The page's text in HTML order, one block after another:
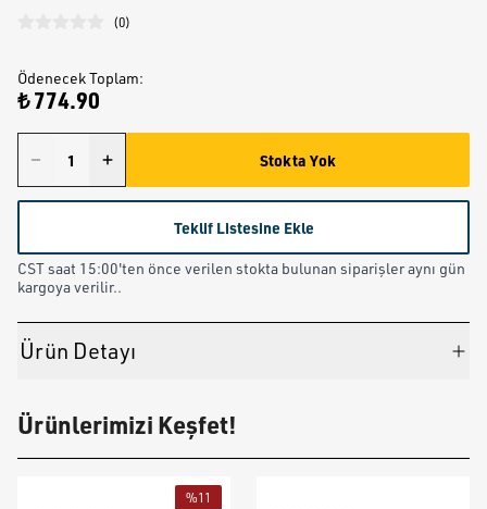
(0)
Ödenecek Toplam:
₺ 774.90
Stokta Yok
Teklif Listesine Ekle
CST saat 15:00'ten önce verilen stokta bulunan siparişler aynı gün
kargoya verilir..
Ürün Detayı
Ürünlerimizi Keşfet!
%11